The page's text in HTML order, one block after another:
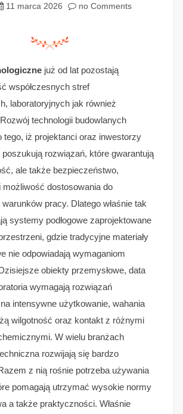
11 marca 2026 no Comments
już od lat pozostają
współczesnych stref
laboratoryjnych jak również
technologii budowlanych
tego, iż projektanci oraz inwestorzy
rozwiązań, które gwarantują
ale także bezpieczeństwo,
dostosowania do
pracy. Dlatego właśnie tak
systemy podłogowe zaprojektowane
gdzie tradycyjne materiały
nie odpowiadają wymaganiom
obiekty przemysłowe, data
wymagają rozwiązań
intensywne użytkowanie, wahania
wilgotność oraz kontakt z różnymi
W wielu branżach
rozwijają się bardzo
z nią rośnie potrzeba używania
pomagają utrzymać wysokie normy
a także praktyczności. Właśnie